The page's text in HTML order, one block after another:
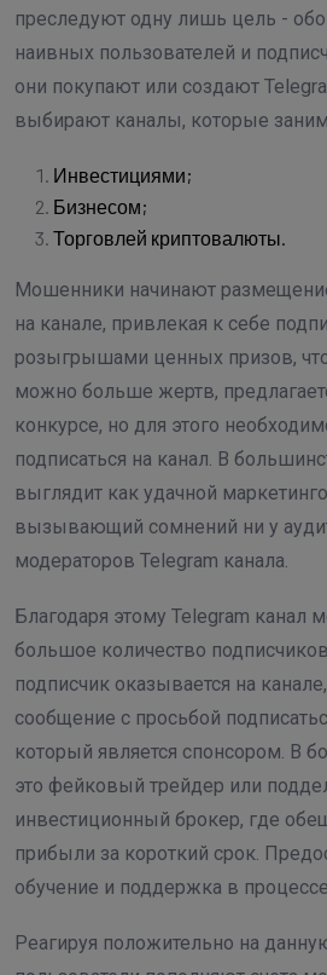
преследуют одну лишь цель -
наивных пользователей и
они покупают или создают
выбирают каналы, которые
Инвестициями;
Бизнесом;
Торговлей криптовалюты.
Мошенники начинают
на канале, привлекая к себе
розыгрышами ценных призов,
можно больше жертв,
конкурсе, но для этого
подписаться на канал. В
выглядит как удачной
вызывающий сомнений ни у
модераторов Telegram канала.
Благодаря этому Telegram канал
большое количество
подписчик оказывается на
сообщение с просьбой
который является спонсором. В
это фейковый трейдер или
инвестиционный брокер, где
прибыли за короткий срок.
обучение и поддержка в
Реагируя положительно на